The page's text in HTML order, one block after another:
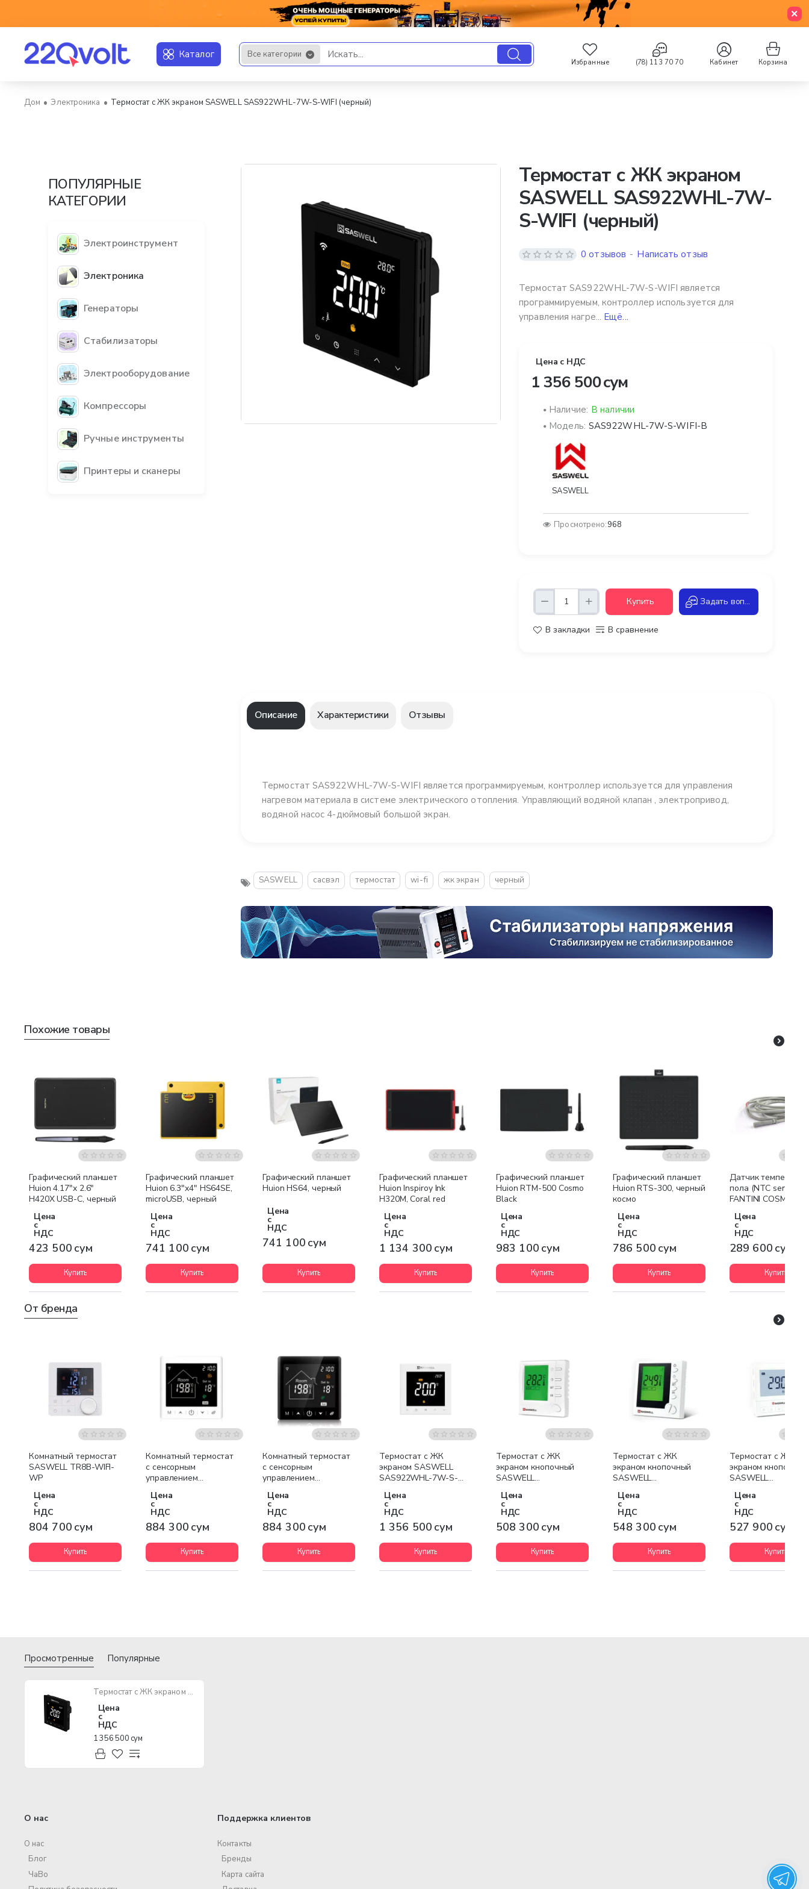
Каталог Все категории
Искать... Избранные (78) 113 70 70 Кабинет Корзина
Электроника Термостат с ЖК экраном SASWELL SAS922WHL-7W-S-WIFI (черный)
ПОПУЛЯРНЫЕ
КАТЕГОРИИ
Электроинструмент
Электроника
Генераторы
Стабилизаторы
Электрооборудование
Компрессоры
Ручные инструменты
Принтеры и сканеры
Термостат с ЖК экраном
SASWELL SAS922WHL-7W-
S-WIFI (черный)
Термостат SAS922WHL-7W-S-WIFI является
программируемым, контроллер используется для
управления нагре... Ещё...
0 отзывов - Написать отзыв
Цена с НДС
1 356 500 сум
Наличие: В наличии
Модель: SAS922WHL-7W-S-WIFI-B
SASWELL
Просмотрено:968
Купить Задать вопрос
В закладки В сравнение
Описание Характеристики Отзывы
Термостат SAS922WHL-7W-S-WIFI является программируемым, контроллер используется для управления
нагревом материала в системе электрического отопления. Управляющий водяной клапан , электропривод,
водяной насос 4-дюймовый большой экран.
SASWELL сасвэл термостат wi-fi жк экран черный
Похожие товары
Графический планшет
Huion 4.17"x 2.6"
H420X USB-C, черный
Цена
с
НДС
423 500 сум
Купить
Графический планшет
Huion 6.3"x4" HS64SE,
microUSB, черный
Цена
с
НДС
741 100 сум
Купить
Графический планшет
Huion HS64, черный
Цена
с
НДС
741 100 сум
Купить
Бесплатная доставка
Графический планшет
Huion Inspiroy Ink
H320M, Coral red
Цена
с
НДС
1 134 300 сум
Купить
Графический планшет
Huion RTM-500 Cosmo
Black
Цена
с
НДС
983 100 сум
Купить
Графический планшет
Huion RTS-300, черный
космо
Цена
с
НДС
786 500 сум
Купить
Датчик
пола (NTC sensor)
FANTINI COSMI
Цена
с
НДС
289 600 сум
Купить
От бренда
Комнатный термостат
SASWELL TR8B-WIFI-
WP
Цена
с
НДС
804 700 сум
Купить
Комнатный термостат
с сенсорным
управлением
WP белый
Цена
с
НДС
884 300 сум
Купить
Комнатный термостат
с сенсорным
управлением
WP чёрный
Цена
с
НДС
884 300 сум
Купить
Бесплатная доставка
Термостат с ЖК
экраном SASWELL
SAS922WHL-7W-S-
Цена
с
НДС
1 356 500 сум
Купить
Термостат с ЖК
экраном кнопочный
SASWELL
Цена
с
НДС
508 300 сум
Купить
Термостат с ЖК
экраном кнопочный
SASWELL
Цена
с
НДС
548 300 сум
Купить
Термостат с ЖК
экраном кнопочный
SASWELL
Цена
с
НДС
527 900 сум
Купить
Просмотренные Популярные
Термостат с ЖК экраном SASWELL SAS922WHL-7W-S-WIFI (черный)
Цена
с
НДС
1 356 500 сум
О нас
О нас
Блог
ЧаВо
Поддержка клиентов
Контакты
Бренды
Карта сайта